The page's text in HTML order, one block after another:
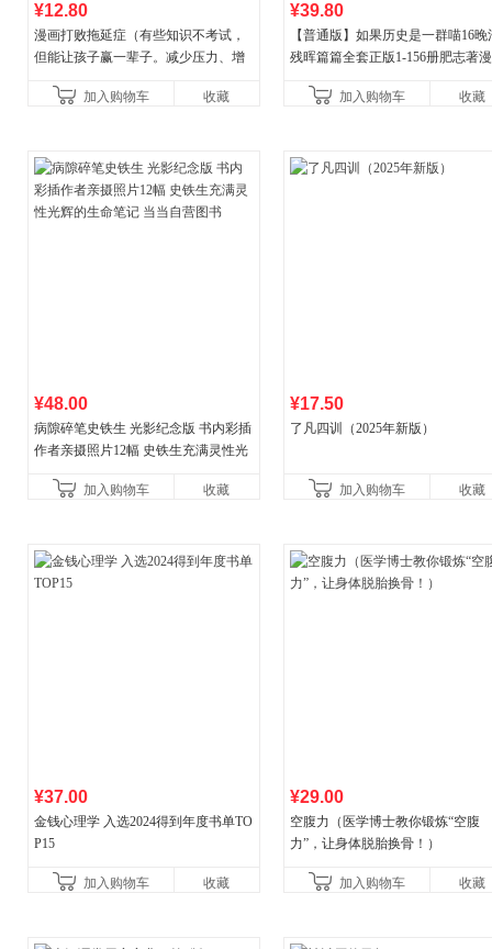
¥12.80
漫画打败拖延症（有些知识不考试，
但能让孩子赢一辈子。减少压力、增
合“小行动”触发大脑行动开
加入购物车 收藏
¥39.80
【普通版】如果历史是一群喵16晚
残晖篇篇全套正版1-156册肥志著
儿童西游喵知识
加入购物车 收藏
¥48.00
病隙碎笔史铁生 光影纪念版 书内彩插
作者亲摄照片12幅 史铁生充满灵性光
加入购物车
收藏
¥17.50
了凡四训（2025年新版）
加入购物车 收藏
¥37.00
金钱心理学 入选2024得到年度书单TO
P15
加入购物车 收藏
¥29.00
空腹力（医学博士教你锻炼“空腹
力”，让身体脱胎换骨！）
加入购物车 收藏